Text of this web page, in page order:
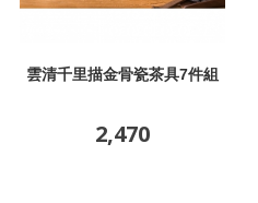
雲清千里描金骨瓷茶具7件組
2,470